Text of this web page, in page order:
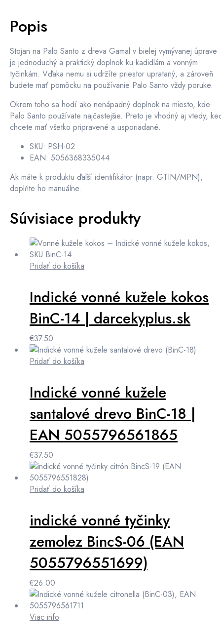
Popis
Stojan na Palo Santo z dreva Gamal v bielej vymývanej úprave
je jednoduchý a praktický doplnok ku kadidlám a vonným
tyčinkám. Vďaka nemu si udržíte priestor uprataný, a zároveň
budete mať pomôcku na používanie Palo Santo vždy poruke.
Okrem toho sa hodí ako nenápadný doplnok na miesto, kde
Palo Santo používate najčastejšie. Preto je vhodný aj vtedy,
chcete mať všetko pripravené a usporiadané.
SKU: PSH-02
EAN: 5056368335044
Ak máte k produktu ďalší identifikátor (napr. GTIN/MPN),
doplňte ho manuálne.
Súvisiace produkty
Pridať do košíka
Indické vonné kužele kokos
BinC-14 | darcekyplus.sk
€37.50
Pridať do košíka
Indické vonné kužele
santalové drevo BinC-18 |
EAN 5055796561865
€37.50
Pridať do košíka
indické vonné tyčinky
zemolez BincS-06 (EAN
5055796551699)
€26.00
Viac info